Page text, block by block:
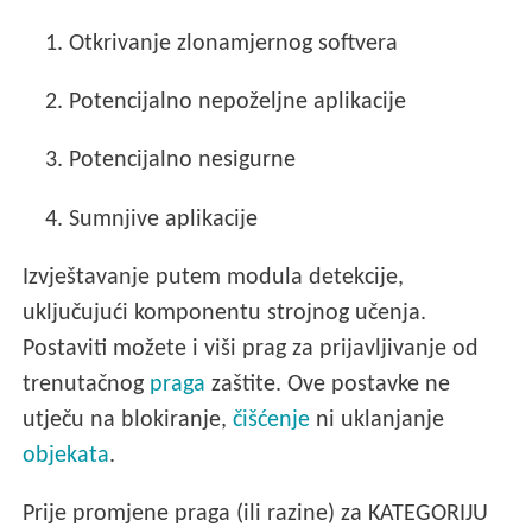
1. Otkrivanje zlonamjernog softvera
2. Potencijalno nepoželjne aplikacije
3. Potencijalno nesigurne
4. Sumnjive aplikacije
Izvještavanje putem modula detekcije,
uključujući komponentu strojnog učenja.
Postaviti možete i viši prag za prijavljivanje od
trenutačnog praga zaštite. Ove postavke ne
utječu na blokiranje,čišćenje ni uklanjanje
objekata.
Prije promjene praga (ili razine) za KATEGORIJU